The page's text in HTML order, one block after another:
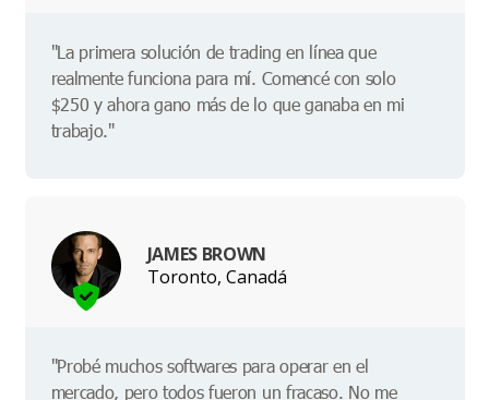
"La primera solución de trading en línea que
realmente funciona para mí. Comencé con solo
$250 y ahora gano más de lo que ganaba en mi
trabajo."
JAMES BROWN
Toronto, Canadá
"Probé muchos softwares para operar en el
mercado, pero todos fueron un fracaso. No me